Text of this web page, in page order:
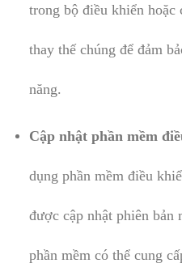
trong bộ điều khiển hoặc
thay thế chúng để đảm
năng.
Cập nhật phần mềm
dụng phần mềm điều
được cập nhật phiên bản
phần mềm có thể cung